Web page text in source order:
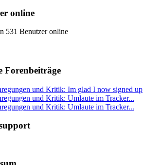
online
531 Benutzer online
Forenbeiträge
und Kritik: Im glad I now signed up
und Kritik: Umlaute im Tracker...
und Kritik: Umlaute im Tracker...